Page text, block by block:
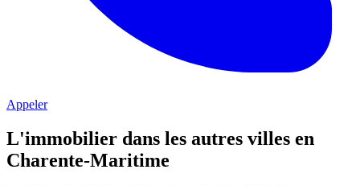
Appeler
L'immobilier dans les autres villes en
Charente-Maritime